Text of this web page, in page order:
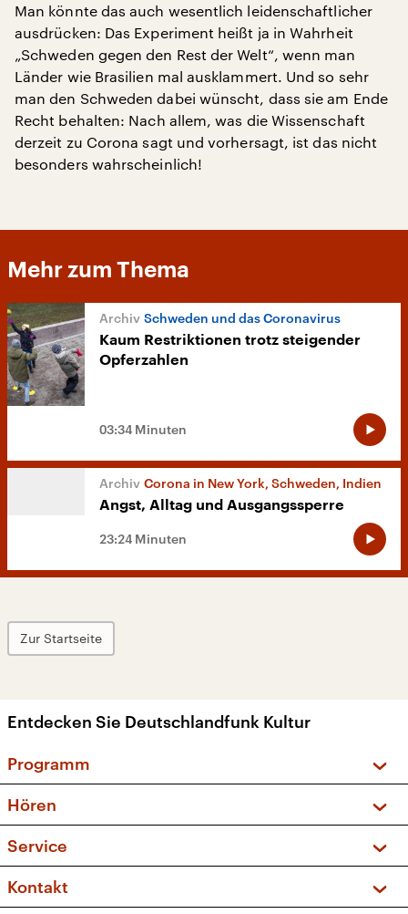
Man könnte das auch wesentlich leidenschaftlicher
ausdrücken: Das Experiment heißt ja in Wahrheit
„Schweden gegen den Rest der Welt“, wenn man
Länder wie Brasilien mal ausklammert. Und so sehr
man den Schweden dabei wünscht, dass sie am Ende
Recht behalten: Nach allem, was die Wissenschaft
derzeit zu Corona sagt und vorhersagt, ist das nicht
besonders wahrscheinlich!
Mehr zum Thema
Schweden und das Coronavirus
Kaum Restriktionen trotz steigender
Opferzahlen
03:34 Minuten
Corona in New York, Schweden, Indien
Angst, Alltag und Ausgangssperre
23:24 Minuten
Zur Startseite
Entdecken Sie Deutschlandfunk Kultur
Programm
Sendungen und Podcasts
Musikliste
Kakadu – Das Kinderprogramm
Hören
Frequenzen (UKW + DAB+)
Service
FAQ
Apps
Kontakt